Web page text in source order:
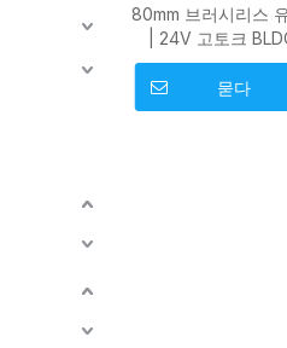
80mm 브러시리스
| 24V 고토크
묻다